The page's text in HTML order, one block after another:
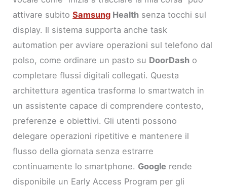
attivare subitoSamsung Health senza tocchi sul
display. Il sistema supporta anche task
automation per avviare operazioni sul telefono dal
polso, come ordinare un pasto su DoorDash o
completare flussi digitali collegati. Questa
architettura agentica trasforma lo smartwatch in
un assistente capace di comprendere contesto,
preferenze e obiettivi. Gli utenti possono
delegare operazioni ripetitive e mantenere il
flusso della giornata senza estrarre
continuamente lo smartphone. Google rende
disponibile un Early Access Program per gli